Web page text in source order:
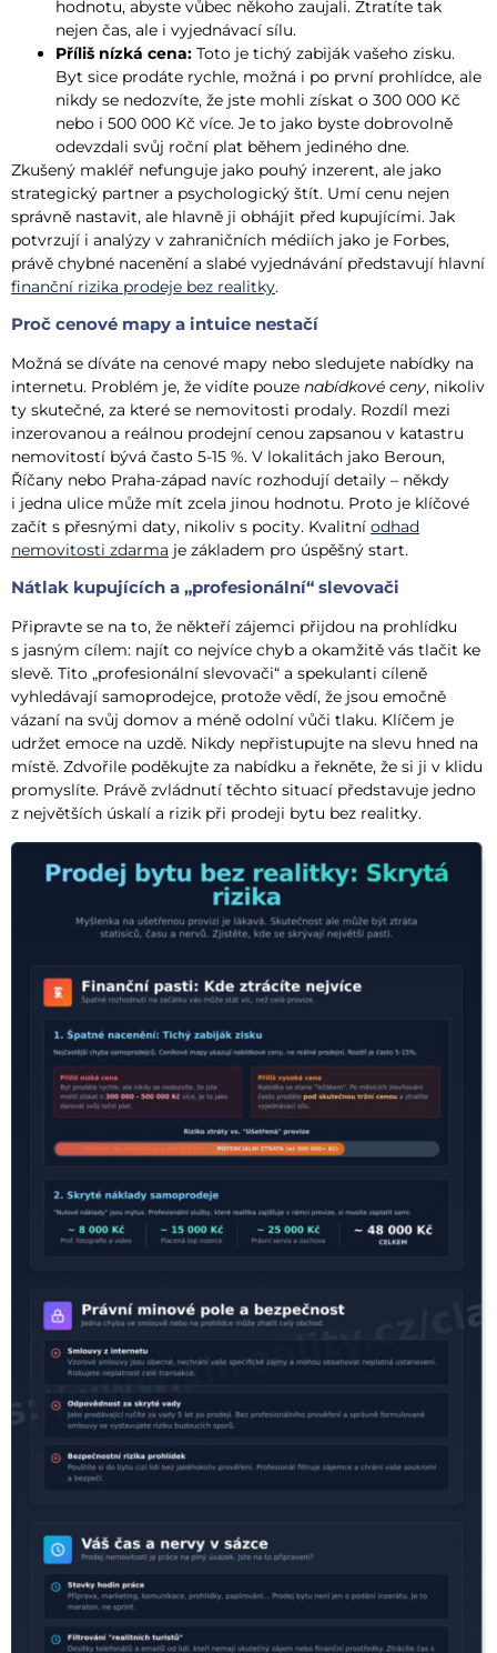
hodnotu, abyste vůbec někoho zaujali. Ztratíte tak
nejen čas, ale i vyjednávací sílu.
Příliš nízká cena: Toto je tichý zabiják vašeho zisku.
Byt sice prodáte rychle, možná i po první prohlídce, ale
nikdy se nedozvíte, že jste mohli získat o 300 000 Kč
nebo i 500 000 Kč více. Je to jako byste dobrovolně
odevzdali svůj roční plat během jediného dne.
Zkušený makléř nefunguje jako pouhý inzerent, ale jako
strategický partner a psychologický štít. Umí cenu nejen
správně nastavit, ale hlavně ji obhájit před kupujícími. Jak
potvrzují i analýzy v zahraničních médiích jako je Forbes,
právě chybné nacenění a slabé vyjednávání představují hlavní
finanční rizika prodeje bez realitky.
Proč cenové mapy a intuice nestačí
Možná se díváte na cenové mapy nebo sledujete nabídky na
internetu. Problém je, že vidíte pouze nabídkové ceny, nikoliv
ty skutečné, za které se nemovitosti prodaly. Rozdíl mezi
inzerovanou a reálnou prodejní cenou zapsanou v katastru
nemovitostí bývá často 5-15 %. V lokalitách jako Beroun,
Říčany nebo Praha-západ navíc rozhodují detaily – někdy
i jedna ulice může mít zcela jinou hodnotu. Proto je klíčové
začít s přesnými daty, nikoliv s pocity. Kvalitní odhad
nemovitosti zdarma je základem pro úspěšný start.
Nátlak kupujících a „profesionální“ slevovači
Připravte se na to, že někteří zájemci přijdou na prohlídku
s jasným cílem: najít co nejvíce chyb a okamžitě vás tlačit ke
slevě. Tito „profesionální slevovači“ a spekulanti cíleně
vyhledávají samoprodejce, protože vědí, že jsou emočně
vázaní na svůj domov a méně odolní vůči tlaku. Klíčem je
udržet emoce na uzdě. Nikdy nepřistupujte na slevu hned na
místě. Zdvořile poděkujte za nabídku a řekněte, že si ji v klidu
promyslíte. Právě zvládnutí těchto situací představuje jedno
z největších úskalí a rizik při prodeji bytu bez realitky.